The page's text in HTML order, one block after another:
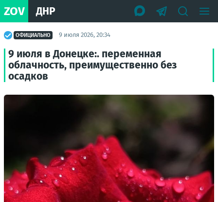
ZOV ДНР
ОФИЦИАЛЬНО 9 июля 2026, 20:34
9 июля в Донецке:. переменная
облачность, преимущественно без
осадков